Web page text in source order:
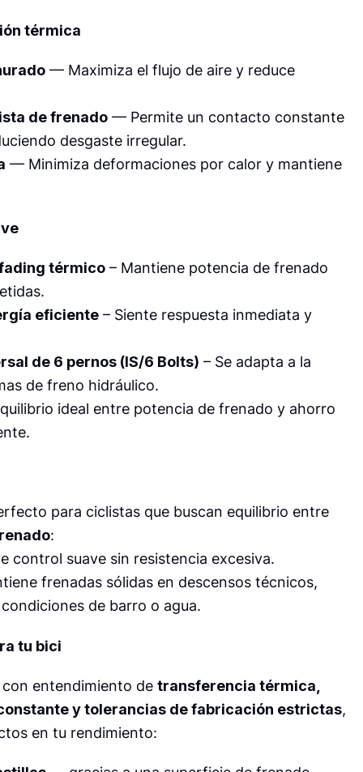
térmica
— Maximiza el flujo de aire y reduce
de frenado— Permite un contacto constante
desgaste irregular.
— Minimiza deformaciones por calor y mantiene
térmico– Mantiene potencia de frenado
eficiente– Siente respuesta inmediata y
de 6 pernos (IS/6 Bolts) – Se adapta a la
de freno hidráulico.
ideal entre potencia de frenado y ahorro
para ciclistas que buscan equilibrio entre
:
control suave sin resistencia excesiva.
frenadas sólidas en descensos técnicos,
de barro o agua.
tu bici
entendimiento de transferencia térmica,
y tolerancias de fabricación estrictas,
en tu rendimiento: